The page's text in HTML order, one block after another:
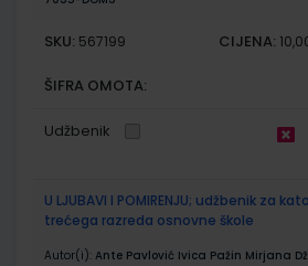
SKU: 567199 CIJENA:
ŠIFRA OMOTA:
Udžbenik
U LJUBAVI I POMIRENJU; udžbenik za
trećega razreda osnovne škole
Autor(i): Ante Pavlović Ivica Pažin Mirjana